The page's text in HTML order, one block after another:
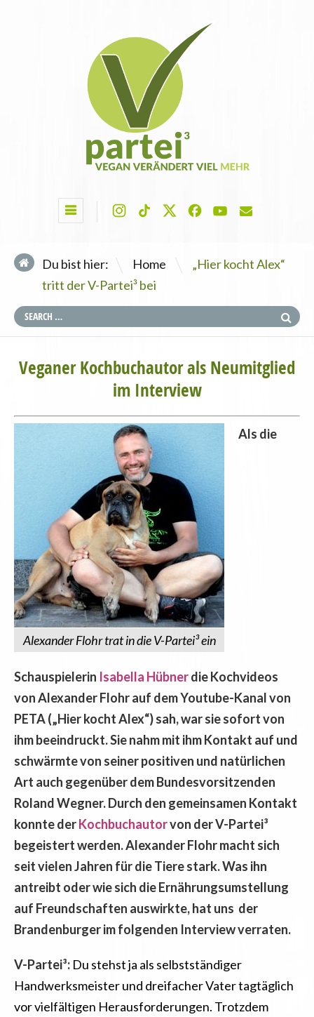
Du bist hier: Home \
„Hier kocht Alex“
tritt der V-Partei³ bei
Veganer Kochbuchautor als Neumitglied
im Interview
Alexander Flohr trat in die V-Partei³ ein
Als die
Schauspielerin Isabella Hübnerdie Kochvideos
von Alexander Flohr auf dem Youtube-Kanal von
PETA („Hier kocht Alex“) sah, war sie sofort von
ihm beeindruckt. Sie nahm mit ihm Kontakt auf und
schwärmte von seiner positiven und natürlichen
Art auch gegenüber dem Bundesvorsitzenden
Roland Wegner. Durch den gemeinsamen Kontakt
konnte derKochbuchautorvon der V-Partei³
begeistert werden. Alexander Flohr macht sich
seit vielen Jahren für die Tiere stark. Was ihn
antreibt oder wie sich die Ernährungsumstellung
auf Freundschaften auswirkte, hat uns der
Brandenburger im folgenden Interview verraten.
V-Partei³: Du stehst ja als selbstständiger
Handwerksmeister und dreifacher Vater tagtäglich
vor vielfältigen Herausforderungen. Trotzdem